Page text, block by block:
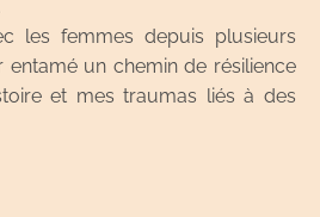
les femmes depuis plusieurs
entamé un chemin de résilience
et mes traumas liés à des